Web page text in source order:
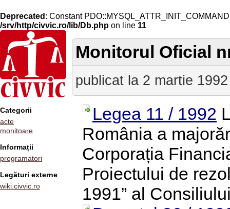
Deprecated : Constant
/srv/http/civvic.ro/lib/Db.php on line 11
Categorii
acte
monitoare
Informații
programatori
Legături externe
wiki.civvic.ro
Monitorul Oficial
publicat la 2 martie 1992
Legea 11 / 1992
România a
Corporația
Proiectului de
1991” al